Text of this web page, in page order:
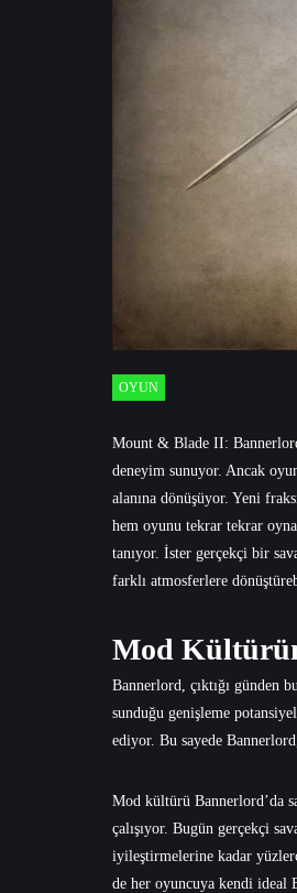
OYUN
Mount & Blade II:
deneyim sunuyor. Ancak
alanına dönüşüyor. Yeni
hem oyunu tekrar tekrar
tanıyor. İster gerçekçi bir
farklı atmosferlere
Mod
Bannerlord, çıktığı günden
sunduğu genişleme
ediyor. Bu sayede
Mod kültürü Bannerlord’da
çalışıyor. Bugün gerçekçi
iyileştirmelerine kadar
de her oyuncuya kendi ideal